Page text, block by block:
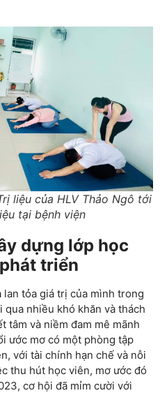
liệu của HLV Thảo Ngô tới
tại bệnh viện
dựng lớp học
triển
tỏa giá trị của mình trong
qua nhiều khó khăn và thách
tâm và niềm đam mê mãnh
ước mơ có một phòng tập
với tài chính hạn chế và nỗi
thu hút học viên, mơ ước đó
cơ hội đã mỉm cười với